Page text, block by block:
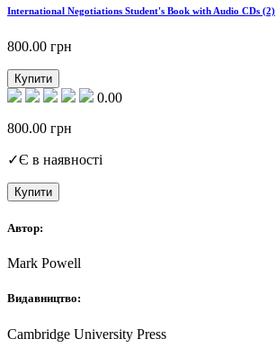
International Negotiations Student's Book with Audio CDs (2)
800.00 грн
Купити
0.00
800.00 грн
✓Є в наявності
Купити
Автор:
Mark Powell
Видавництво:
Cambridge University Press